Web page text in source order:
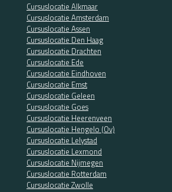
Cursuslocatie Alkmaar
Cursuslocatie Amsterdam
Cursuslocatie Assen
Cursuslocatie Den Haag
Cursuslocatie Drachten
Cursuslocatie Ede
Cursuslocatie Eindhoven
Cursuslocatie Emst
Cursuslocatie Geleen
Cursuslocatie Goes
Cursuslocatie Heerenveen
Cursuslocatie Hengelo (Ov)
Cursuslocatie Lelystad
Cursuslocatie Lexmond
Cursuslocatie Nijmegen
Cursuslocatie Rotterdam
Cursuslocatie Zwolle